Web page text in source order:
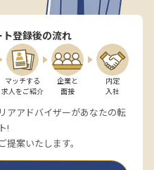
ト登録後の流れ
マッチする
求人をご紹介
企業と
面接
内定
入社
アアドバイザーがあなたの転
!
提案いたします。